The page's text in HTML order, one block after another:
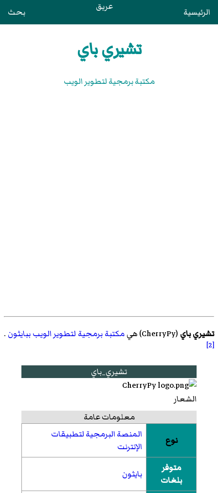
الرئيسية عريق بحث
تشيري باي
مكتبة برمجية لتطوير الويب
تشيري باي (
CherryPy)‏ هيمكتبة برمجية لتطوير الويب ببايثون .
[2]
تشيري_باي
الشعار
معلومات عامة
نوع
المنصة البرمجية لتطبيقات
الإنترنت
متوفر
بلغات
بايثون